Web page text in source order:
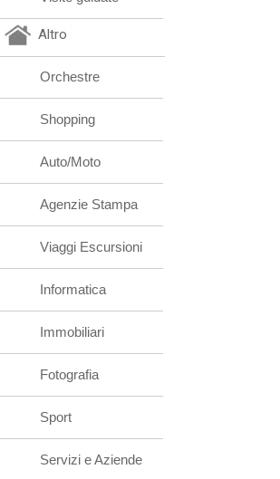
Altro
Orchestre
Shopping
Auto/Moto
Agenzie Stampa
Viaggi Escursioni
Informatica
Immobiliari
Fotografia
Sport
Servizi e Aziende